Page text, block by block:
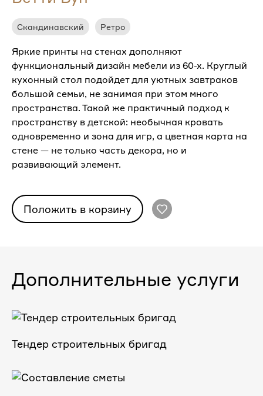
Скандинавский Ретро
Яркие принты на стенах дополняют
функциональный дизайн мебели из 60-х. Круглый
кухонный стол подойдет для уютных завтраков
большой семьи, не занимая при этом много
пространства. Такой же практичный подход к
пространству в детской: необычная кровать
одновременно и зона для игр, а цветная карта на
стене — не только часть декора, но и
развивающий элемент.
Положить в корзину
Дополнительные услуги
Тендер строительных бригад